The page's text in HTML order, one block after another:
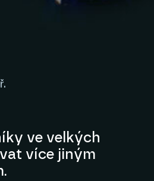
ve velkých
více jiným